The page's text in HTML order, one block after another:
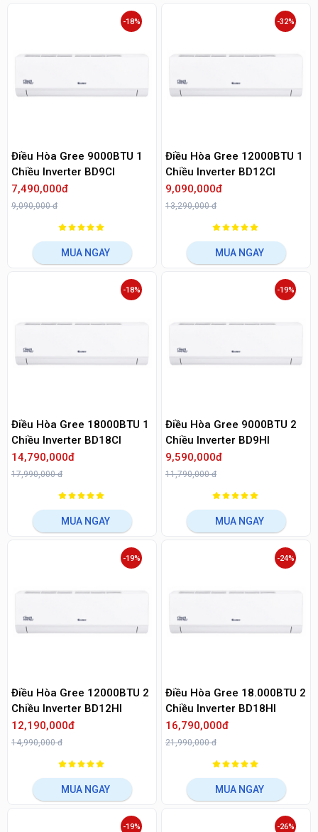
Điều Hòa Gree 9000BTU 1
Chiều Inverter BD9Cl
7,490,000đ
9,090,000 đ
-18%
MUA NGAY
Điều Hòa Gree 12000BTU 1
Chiều Inverter BD12CI
9,090,000đ
13,290,000 đ
-32%
MUA NGAY
Điều Hòa Gree 18000BTU 1
Chiều Inverter BD18CI
14,790,000đ
17,990,000 đ
-18%
MUA NGAY
Điều Hòa Gree 9000BTU 2
Chiều Inverter BD9Hl
9,590,000đ
11,790,000 đ
-19%
MUA NGAY
Điều Hòa Gree 12000BTU 2
Chiều Inverter BD12HI
12,190,000đ
14,990,000 đ
-19%
MUA NGAY
Điều Hòa Gree 18.000BTU 2
Chiều Inverter BD18Hl
16,790,000đ
21,990,000 đ
-24%
MUA NGAY
-19% -26%